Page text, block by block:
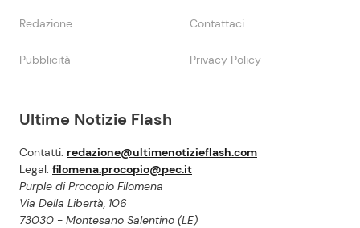
Ultime Notizie Flash
Contatti: redazione@ultimenotizieflash.com
Legal: filomena.procopio@pec.it
Purple di Procopio Filomena
Via Della Libertà, 106
73030 - Montesano Salentino (LE)
Redazione Contattaci
Pubblicità Privacy Policy